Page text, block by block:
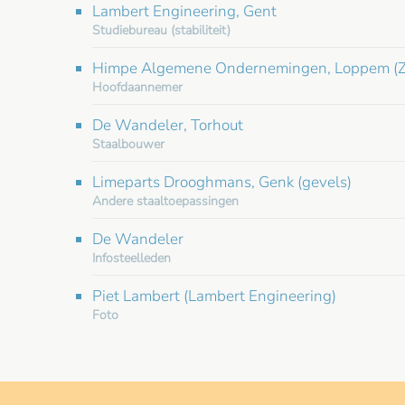
Lambert Engineering, Gent
Studiebureau (stabiliteit)
Himpe Algemene Ondernemingen, Loppem
Hoofdaannemer
De Wandeler, Torhout
Staalbouwer
Limeparts Drooghmans, Genk (gevels)
Andere staaltoepassingen
De Wandeler
Infosteelleden
Piet Lambert (Lambert Engineering)
Foto